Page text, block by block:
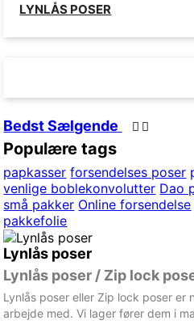
LYNLÅS POSER
Bedst Sælgende
Populære tags
papkasser forsendelses poser
venlige boblekonvolutter Dao
små pakker Online forsendelse
pakkefolie
Lynlås poser
Lynlås poser / Zip lock
Lynlås poser eller Zip lock poser er
arbejde med. Vi lager fører dem i